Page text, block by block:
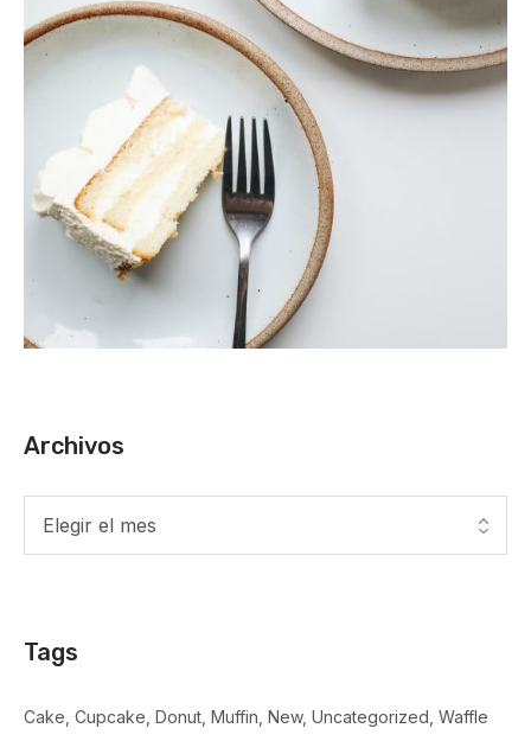
Archivos
Tags
Cake Cupcake Donut Muffin New Uncategorized Waffle